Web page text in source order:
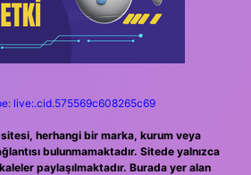
live:.cid.575569c608265c69
herhangi bir marka, kurum veya
bulunmamaktadır. Sitede yalnızca
paylaşılmaktadır. Burada yer alan